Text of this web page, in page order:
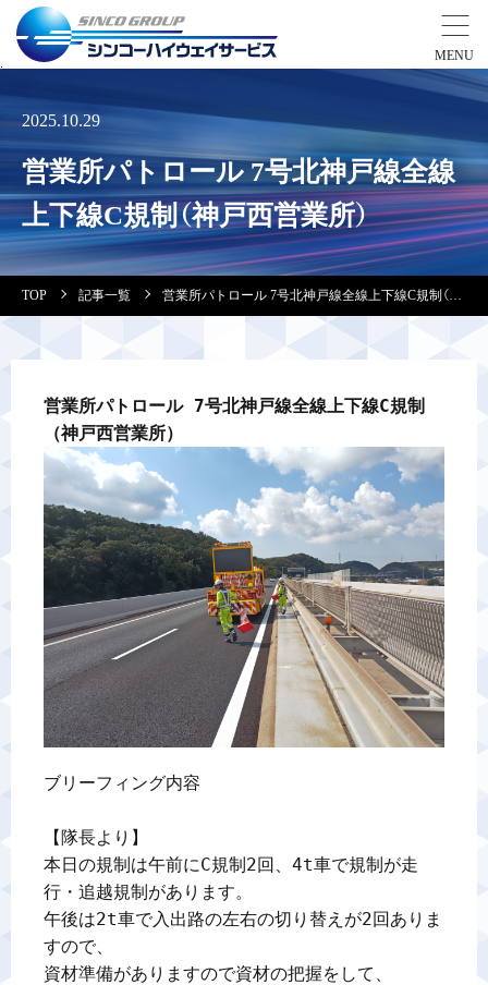
営業拠点
会社案内・実績紹介
採用情報
警備業標識
反社会的勢力排除宣言
カスタマーハラスメントに対する基本方針
プライバシーポリシー
2025.10.29
営業所パトロール 7号北神戸線全線
上下線C規制（神戸西営業所）
TOP 記事一覧 営業所パトロール 7号北神戸線全線上下線C規制（神戸西営業所）
営業所パトロール 7号北神戸線全線上下線C規制
（神戸西営業所）
ブリーフィング内容
【隊長より】
本日の規制は午前にC規制2回、4t車で規制が走
行・追越規制があります。
午後は2t車で入出路の左右の切り替えが2回ありま
すので、
資材準備がありますので資材の把握をして、